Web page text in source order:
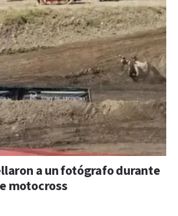
a un fotógrafo durante
motocross